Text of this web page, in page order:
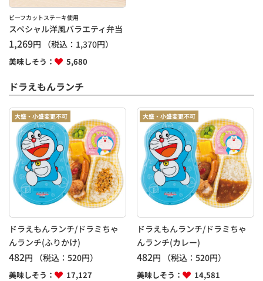
ビーフカットステーキ使用
スペシャル洋風バラエティ弁当
1,269円 （税込： 1,370円）
美味しそう： 5,680
ドラえもんランチ
大盛・小盛変更不可
ドラえもんランチ/ドラミちゃ
んランチ(ふりかけ)
482円 （税込： 520円）
美味しそう： 17,127
大盛・小盛変更不可
ドラえもんランチ/ドラミちゃ
んランチ(カレー)
482円 （税込：520円）
美味しそう： 14,581